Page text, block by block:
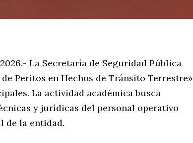
La Secretaría de Seguridad Pública
Peritos en Hechos de Tránsito Terrestre»
La actividad académica busca
y jurídicas del personal operativo
de la entidad.